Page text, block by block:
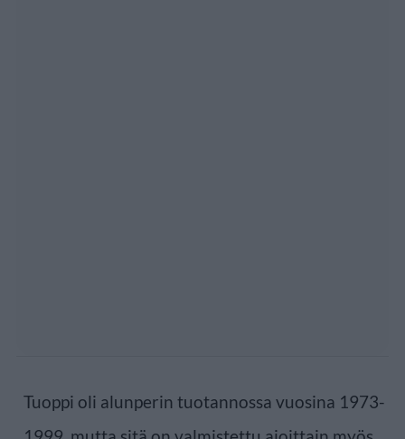
Tuoppi oli alunperin tuotannossa vuosina 1973-